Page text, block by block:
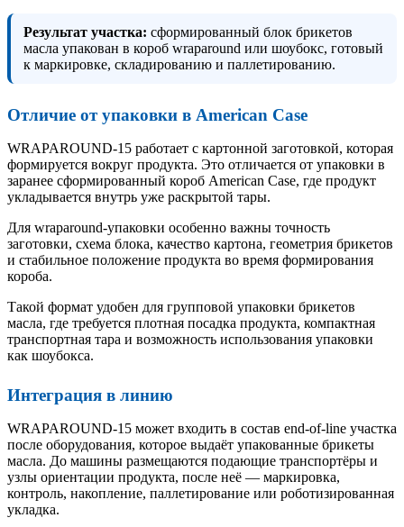
Результат участка: сформированный блок брикетов
масла упакован в короб wraparound или шоубокс, готовый
к маркировке, складированию и паллетированию.
Отличие от упаковки в American Case
WRAPAROUND-15 работает с картонной заготовкой, которая
формируется вокруг продукта. Это отличается от упаковки в
заранее сформированный короб American Case, где продукт
укладывается внутрь уже раскрытой тары.
Для wraparound-упаковки особенно важны точность
заготовки, схема блока, качество картона, геометрия брикетов
и стабильное положение продукта во время формирования
короба.
Такой формат удобен для групповой упаковки брикетов
масла, где требуется плотная посадка продукта, компактная
транспортная тара и возможность использования упаковки
как шоубокса.
Интеграция в линию
WRAPAROUND-15 может входить в состав end-of-line участка
после оборудования, которое выдаёт упакованные брикеты
масла. До машины размещаются подающие транспортёры и
узлы ориентации продукта, после неё — маркировка,
контроль, накопление, паллетирование или роботизированная
укладка.